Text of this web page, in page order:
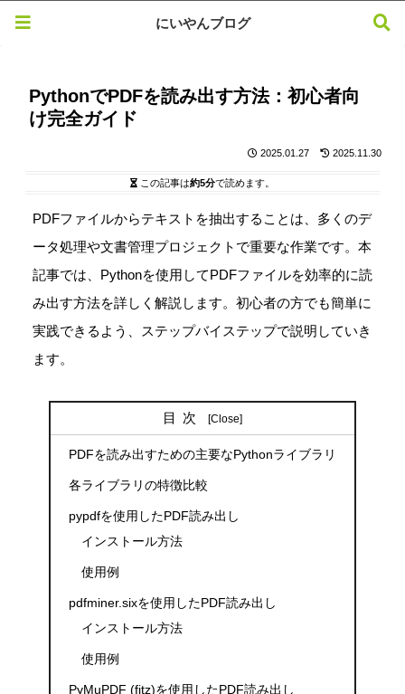
PythonでPDFを読み出す方法：初心者向
け完全ガイド
2025.01.27 2025.11.30
この記事は約5分で読めます。
PDFファイルからテキストを抽出することは、多くのデ
ータ処理や文書管理プロジェクトで重要な作業です。本
記事では、Pythonを使用してPDFファイルを効率的に読
み出す方法を詳しく解説します。初心者の方でも簡単に
実践できるよう、ステップバイステップで説明していき
ます。
目次
PDFを読み出すための主要なPythonライブラリ
各ライブラリの特徴比較
pypdfを使用したPDF読み出し
インストール方法
使用例
pdfminer.sixを使用したPDF読み出し
インストール方法
使用例
PyMuPDF (fitz)を使用したPDF読み出し
にいやんブログ